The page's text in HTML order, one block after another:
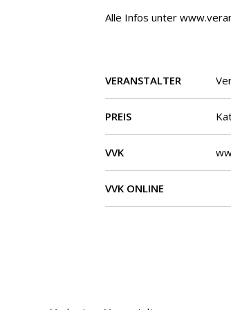
Alle Infos unter
VERANSTALTER
PREIS
VVK
VVK ONLINE